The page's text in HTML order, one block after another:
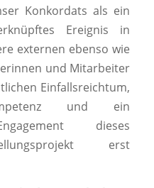
Konkordats als ein
Ereignis in
externen ebenso wie
und Mitarbeiter
Einfallsreichtum,
und ein
dieses
erst